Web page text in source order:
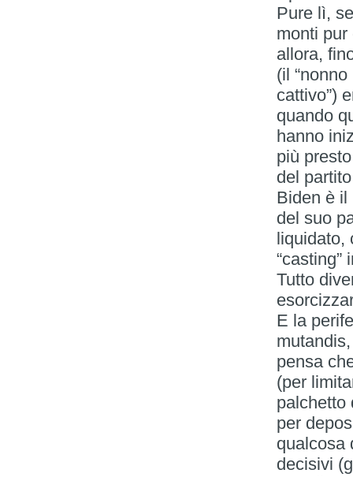
Pure lì,
monti pur
allora,
(il
cattivo”)
quando
hanno
più
del
Biden è il
del suo
liquidato,
“casting”
Tutto
E la
pensa
(per
palchetto
per
qualcosa
decisivi